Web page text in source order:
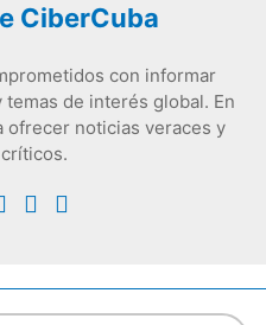
CiberCuba
con informar
de interés global. En
ofrecer noticias veraces y